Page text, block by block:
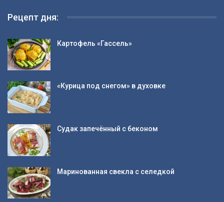
Рецепт дня:
Картофель «Гассель»
«Курица под снегом» в духовке
Судак запечённый с беконом
Маринованная свекла с селедкой